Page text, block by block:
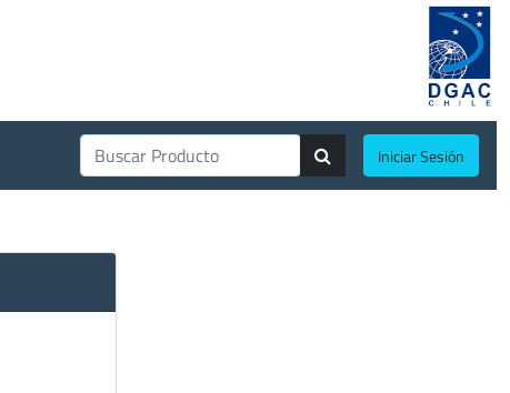
Iniciar Sesión